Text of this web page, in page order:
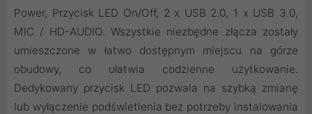
Power, Przycisk LED On/Off, 2 x USB 2.0, 1 x USB 3.0,
MIC / HD-AUDIO. Wszystkie niezbędne złącza zostały
umieszczone w łatwo dostępnym miejscu na górze
obudowy, co ułatwia codzienne użytkowanie.
Dedykowany przycisk LED pozwala na szybką zmianę
lub wyłączenie podświetlenia bez potrzeby instalowania